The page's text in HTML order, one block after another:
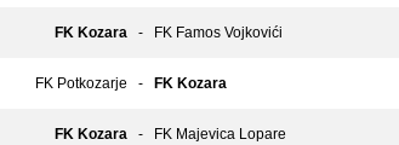
FK Kozara - FK Famos Vojkovići
FK Potkozarje - FK Kozara
FK Kozara - FK Majevica Lopare